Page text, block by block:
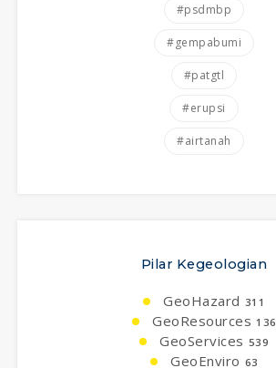
#psdmbp
#gempabumi
#patgtl
#erupsi
#airtanah
Pilar Kegeologian
GeoHazard 311
GeoResources 136
GeoServices 539
GeoEnviro 63